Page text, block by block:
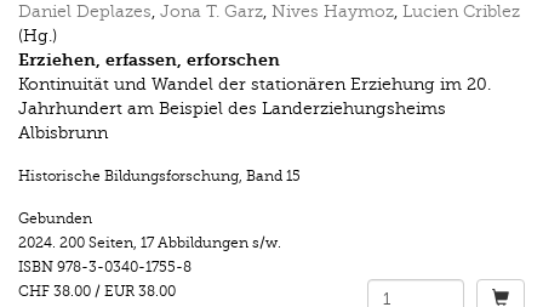
Daniel Deplazes Jona T. Garz Nives Haymoz Lucien Criblez
(Hg.)
Erziehen, erfassen, erforschen
Kontinuität und Wandel der stationären Erziehung im 20.
Jahrhundert am Beispiel des Landerziehungsheims
Albisbrunn
Historische Bildungsforschung, Band 15
Gebunden
2024. 200 Seiten, 17 Abbildungen s/w.
ISBN 978-3-0340-1755-8
CHF 38.00 / EUR 38.00